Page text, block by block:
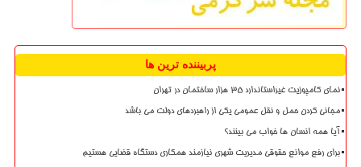
پربیننده ترین ها
نمای کامپوزیت غیراستاندارد ۳۵ هزار ساختمان در تهران
مجانی کردن حمل و نقل عمومی یکی از راهبردهای دولت می باشد
آیا همه انسان ها خواب می بینند؟
برای رفع موانع حقوقی مدیریت شهری نیازمند همکاری دستگاه قضایی هستیم